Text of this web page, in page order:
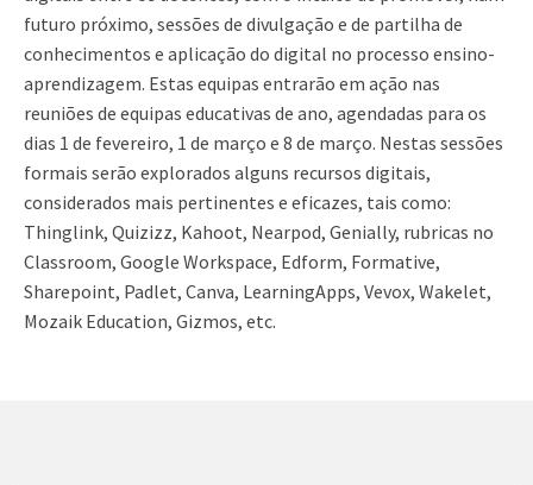
futuro próximo, sessões de divulgação e de partilha de
conhecimentos e aplicação do digital no processo ensino-
aprendizagem. Estas equipas entrarão em ação nas
reuniões de equipas educativas de ano, agendadas para os
dias 1 de fevereiro, 1 de março e 8 de março. Nestas sessões
formais serão explorados alguns recursos digitais,
considerados mais pertinentes e eficazes, tais como:
Thinglink, Quizizz, Kahoot, Nearpod, Genially, rubricas no
Classroom, Google Workspace, Edform, Formative,
Sharepoint, Padlet, Canva, LearningApps, Vevox, Wakelet,
Mozaik Education, Gizmos, etc.